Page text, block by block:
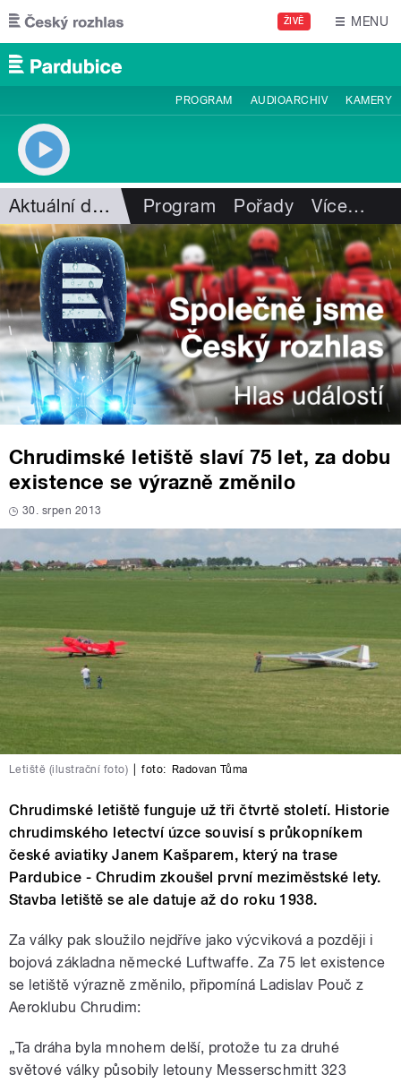
Přejít k hlavnímu obsahu
ŽIVĚ MENU
PROGRAM AUDIOARCHIV KAMERY
Aktuální dění Program Pořady Více…
Chrudimské letiště slaví 75 let, za dobu
existence se výrazně změnilo
30. srpen 2013
Letiště (ilustrační foto) foto: Radovan Tůma
Chrudimské letiště funguje už tři čtvrtě století. Historie
chrudimského letectví úzce souvisí s průkopníkem
české aviatiky Janem Kašparem, který na trase
Pardubice - Chrudim zkoušel první meziměstské lety.
Stavba letiště se ale datuje až do roku 1938.
Za války pak sloužilo nejdříve jako výcviková a později i
bojová základna německé Luftwaffe. Za 75 let existence
se letiště výrazně změnilo, připomíná Ladislav Pouč z
Aeroklubu Chrudim:
„Ta dráha byla mnohem delší, protože tu za druhé
světové války působily letouny Messerschmitt 323